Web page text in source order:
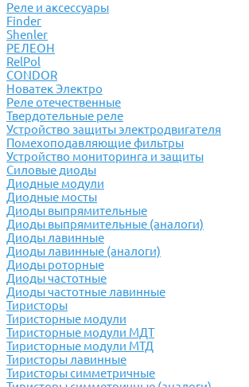
Реле и аксессуары
Finder
Shenler
РЕЛЕОН
RelPol
CONDOR
Новатек Электро
Реле отечественные
Твердотельные реле
Устройство защиты электродвигателя
Помехоподавляющие фильтры
Устройство мониторинга и защиты
Силовые диоды
Диодные модули
Диодные мосты
Диоды выпрямительные
Диоды выпрямительные (аналоги)
Диоды лавинные
Диоды лавинные (аналоги)
Диоды роторные
Диоды частотные
Диоды частотные лавинные
Тиристоры
Тиристорные модули
Тиристорные модули МДТ
Тиристорные модули МТД
Тиристоры лавинные
Тиристоры симметричные